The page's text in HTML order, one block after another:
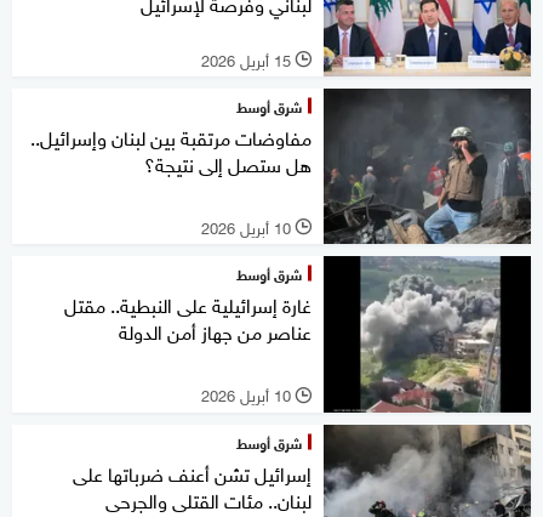
l 15 أبريل 2026
شرق أوسط
مفاوضات مرتقبة بين لبنان وإسرائيل..
هل ستصل إلى نتيجة؟
l 10 أبريل 2026
شرق أوسط
غارة إسرائيلية على النبطية.. مقتل
عناصر من جهاز أمن الدولة
l 10 أبريل 2026
شرق أوسط
إسرائيل تشن أعنف ضرباتها على
لبنان.. مئات القتلى والجرحى